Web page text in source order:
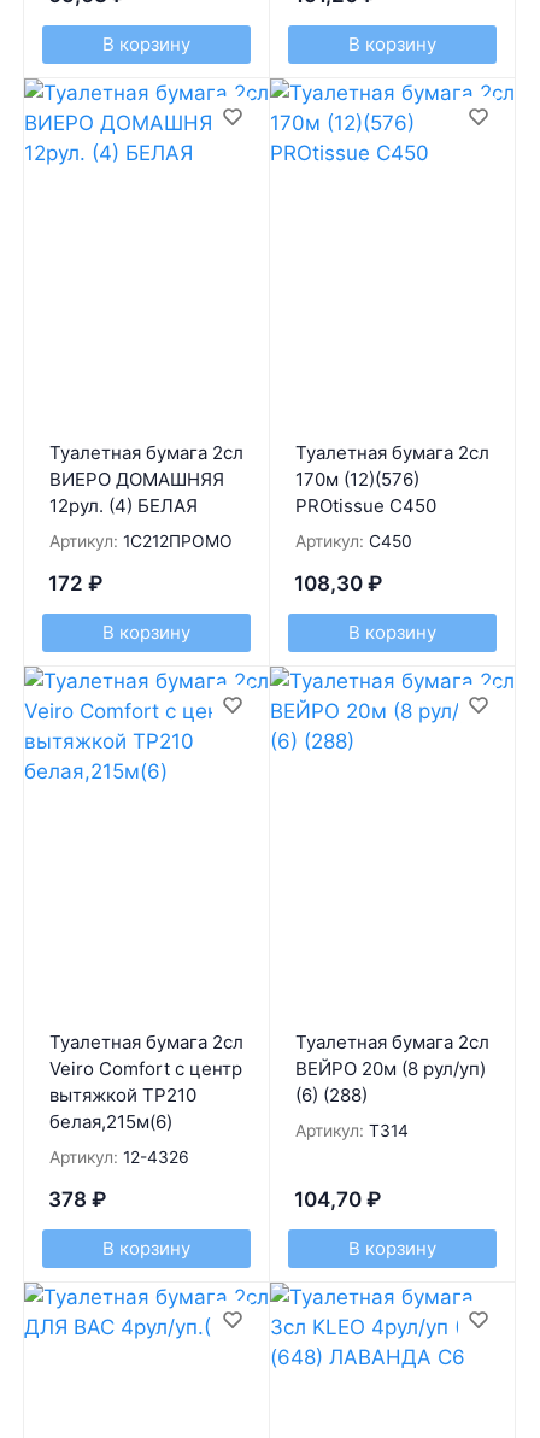
В корзину В корзину
Туалетная бумага 2сл
ВИЕРО ДОМАШНЯЯ
12рул. (4) БЕЛАЯ
Артикул: 1С212ПРОМО
172 ₽
В корзину
Туалетная бумага 2сл
170м (12)(576)
PROtissue С450
Артикул: С450
108,30 ₽
В корзину
Туалетная бумага 2сл
Veiro Comfort с центр
вытяжкой ТР210
белая,215м(6)
Артикул: 12-4326
378 ₽
В корзину
Туалетная бумага 2сл
ВЕЙРО 20м (8 рул/уп)
(6) (288)
Артикул: Т314
104,70 ₽
В корзину